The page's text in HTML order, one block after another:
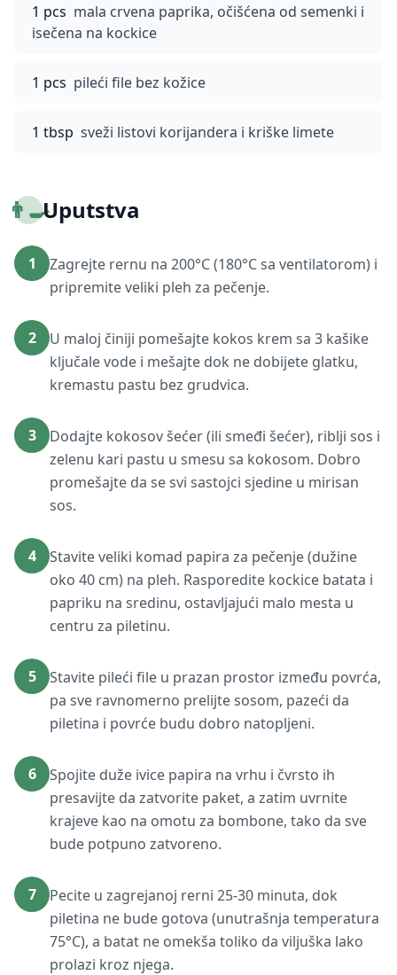
1 pcs mala crvena paprika, očišćena od semenki i
isečena na kockice
1 pcs pileći file bez kožice
1 tbsp sveži listovi korijandera i kriške limete
👨‍🍳Uputstva
1
Zagrejte rernu na 200°C (180°C sa ventilatorom) i
pripremite veliki pleh za pečenje.
2
U maloj činiji pomešajte kokos krem sa 3 kašike
ključale vode i mešajte dok ne dobijete glatku,
kremastu pastu bez grudvica.
3
Dodajte kokosov šećer (ili smeđi šećer), riblji sos i
zelenu kari pastu u smesu sa kokosom. Dobro
promešajte da se svi sastojci sjedine u mirisan
sos.
4
Stavite veliki komad papira za pečenje (dužine
oko 40 cm) na pleh. Rasporedite kockice batata i
papriku na sredinu, ostavljajući malo mesta u
centru za piletinu.
5
Stavite pileći file u prazan prostor između povrća,
pa sve ravnomerno prelijte sosom, pazeći da
piletina i povrće budu dobro natopljeni.
6
Spojite duže ivice papira na vrhu i čvrsto ih
presavijte da zatvorite paket, a zatim uvrnite
krajeve kao na omotu za bombone, tako da sve
bude potpuno zatvoreno.
7
Pecite u zagrejanoj rerni 25-30 minuta, dok
piletina ne bude gotova (unutrašnja temperatura
75°C), a batat ne omekša toliko da viljuška lako
prolazi kroz njega.